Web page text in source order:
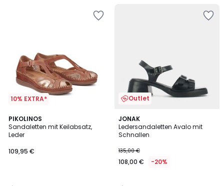
10% EXTRA*
PIKOLINOS
Sandaletten mit Keilabsatz,
Leder
109,95 €
4,7
/ 5
Outlet
JONAK
Ledersandaletten Avalo mit
Schnallen
135,00 €
108,00 € -20%
4,4
/ 5